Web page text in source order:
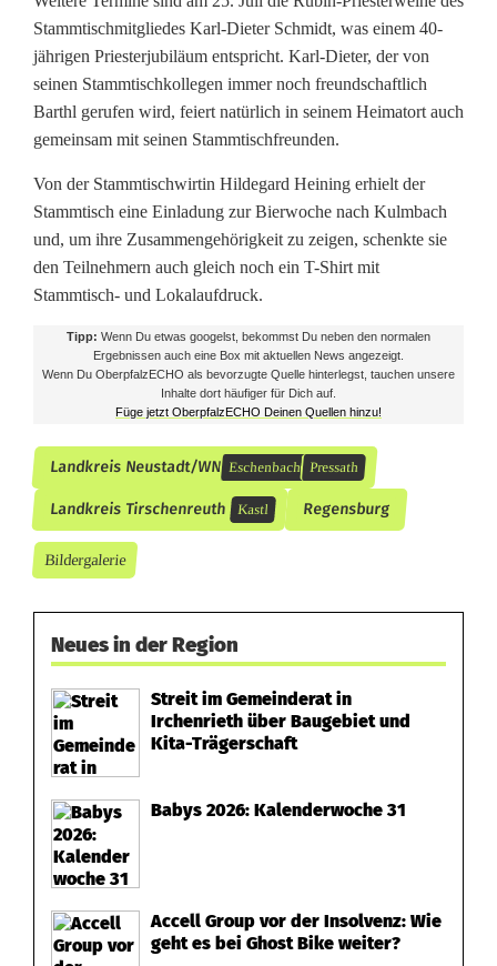
Stammtischmitgliedes Karl-Dieter Schmidt, was einem 40-
jährigen Priesterjubiläum entspricht. Karl-Dieter, der von
seinen Stammtischkollegen immer noch freundschaftlich
Barthl gerufen wird, feiert natürlich in seinem Heimatort auch
gemeinsam mit seinen Stammtischfreunden.
Von der Stammtischwirtin Hildegard Heining erhielt der
Stammtisch eine Einladung zur Bierwoche nach Kulmbach
und, um ihre Zusammengehörigkeit zu zeigen, schenkte sie
den Teilnehmern auch gleich noch ein T-Shirt mit
Stammtisch- und Lokalaufdruck.
Tipp: Wenn Du etwas googelst, bekommst Du neben den normalen
Ergebnissen auch eine Box mit aktuellen News angezeigt.
Wenn Du OberpfalzECHO als bevorzugte Quelle hinterlegst, tauchen unsere
Inhalte dort häufiger für Dich auf.
Füge jetzt OberpfalzECHO Deinen Quellen hinzu!
Landkreis Neustadt/WN Eschenbach Pressath
Landkreis Tirschenreuth Kastl Regensburg
Bildergalerie
Neues in der Region
Streit im Gemeinderat in
Irchenrieth über Baugebiet und
Kita-Trägerschaft
Babys 2026: Kalenderwoche 31
Accell Group vor der Insolvenz: Wie
geht es bei Ghost Bike weiter?